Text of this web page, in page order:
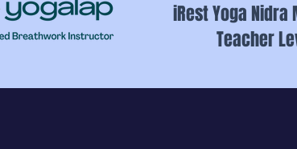
iRest Yoga
Teacher